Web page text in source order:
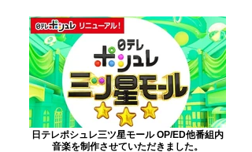
日テレポシュレ三ツ星モール OP/ED他番組内
音楽を制作させていただきました。